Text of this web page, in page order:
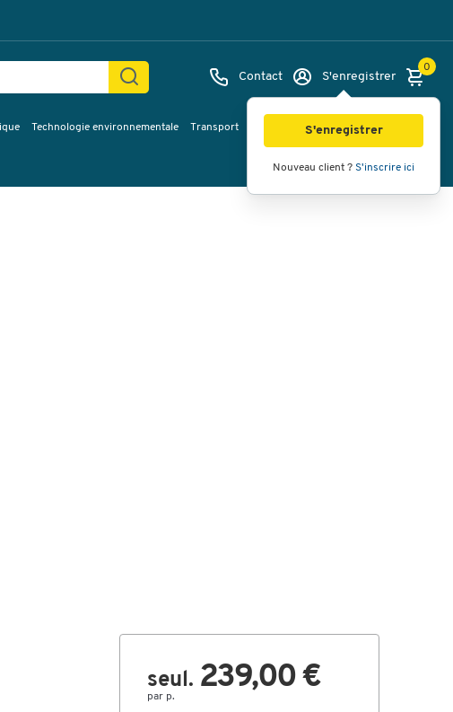
Contact S'enregistrer
S'enregistrer
Nouveau client ? S'inscrire ici
0
Technologie environnementale Transport Services & planification Inspiration
seul. 239,00 €
par p.
Images Vidéos Vue à 360